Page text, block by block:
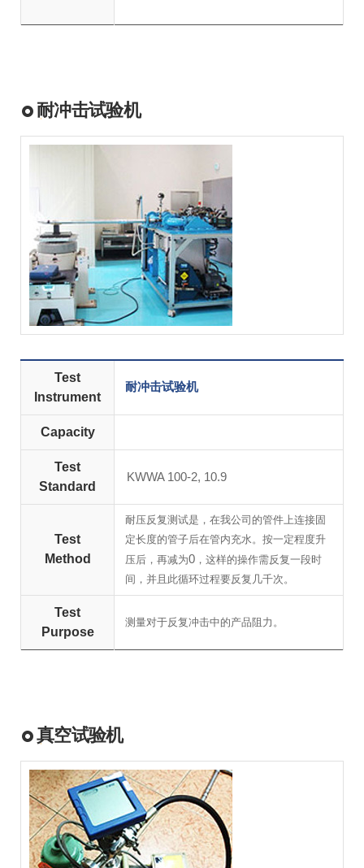
耐冲击试验机
Test
Instrument
耐冲击试验机
Capacity
Test
Standard
KWWA 100-2, 10.9
Test
Method
耐压反复测试是，在我公司的管件上连接固
定长度的管子后在管内充水。按一定程度升
压后，再减为0 ，这样的操作需反复一段时
间，并且此循环过程要反复几千次。
Test
Purpose
测量对于反复冲击中的产品阻力。
真空试验机